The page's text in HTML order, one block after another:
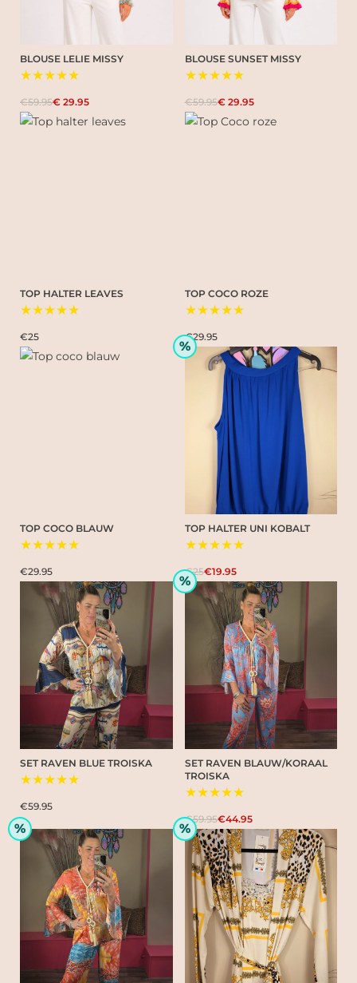
BLOUSE LELIE MISSY
★★★★★
€59.95€ 29.95
BLOUSE SUNSET MISSY
★★★★★
€59.95€ 29.95
TOP HALTER LEAVES
★★★★★
€25
TOP COCO ROZE
★★★★★
€29.95
TOP COCO BLAUW
★★★★★
€29.95
%
TOP HALTER UNI KOBALT
★★★★★
€25€19.95
SET RAVEN BLUE TROISKA
★★★★★
€59.95
%
SET RAVEN BLAUW/KORAAL
TROISKA
★★★★★
€59.95€44.95
% %